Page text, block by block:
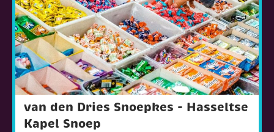
van den Dries Snoepkes - Hasseltse
Kapel Snoep